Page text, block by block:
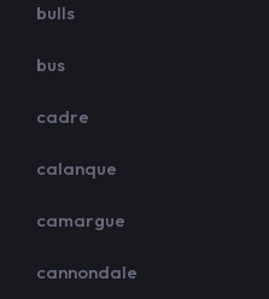
bulls
bus
cadre
calanque
camargue
cannondale